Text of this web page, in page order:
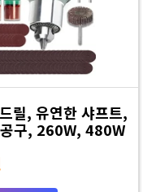
릴, 유연한 샤프트,
구, 260W, 480W